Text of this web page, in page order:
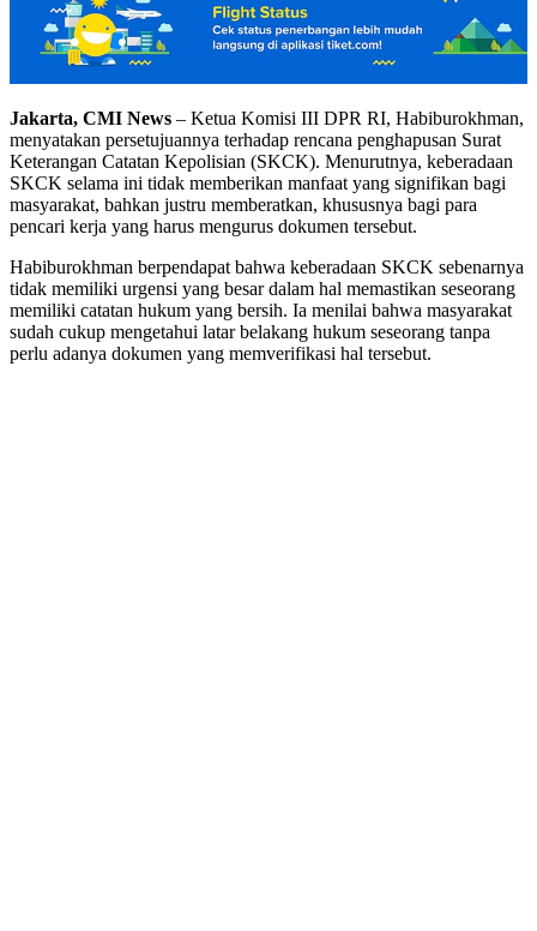
Jakarta, CMI News – Ketua Komisi III DPR RI, Habiburokhman,
menyatakan persetujuannya terhadap rencana penghapusan Surat
Keterangan Catatan Kepolisian (SKCK). Menurutnya, keberadaan
SKCK selama ini tidak memberikan manfaat yang signifikan bagi
masyarakat, bahkan justru memberatkan, khususnya bagi para
pencari kerja yang harus mengurus dokumen tersebut.
Habiburokhman berpendapat bahwa keberadaan SKCK sebenarnya
tidak memiliki urgensi yang besar dalam hal memastikan seseorang
memiliki catatan hukum yang bersih. Ia menilai bahwa masyarakat
sudah cukup mengetahui latar belakang hukum seseorang tanpa
perlu adanya dokumen yang memverifikasi hal tersebut.